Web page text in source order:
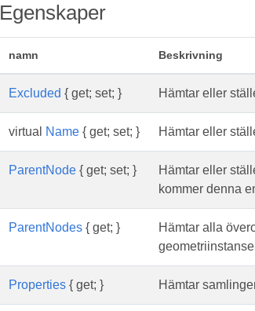
Egenskaper
namn Beskrivning
Excluded { get; set; } Hämtar eller
virtual Name { get; set; } Hämtar eller
ParentNode { get; set; }
Hämtar eller
kommer denna
ParentNodes { get; }
Hämtar alla
Properties { get; } Hämtar